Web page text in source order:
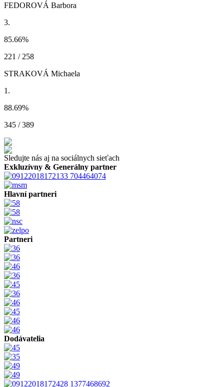
FEDOROVÁ Barbora
3.
85.66%
221 / 258
STRAKOVÁ Michaela
1.
88.69%
345 / 389
Sledujte nás aj na sociálnych sieťach
Exkluzívny & Generálny partner
Hlavní partneri
Partneri
Dodávatelia